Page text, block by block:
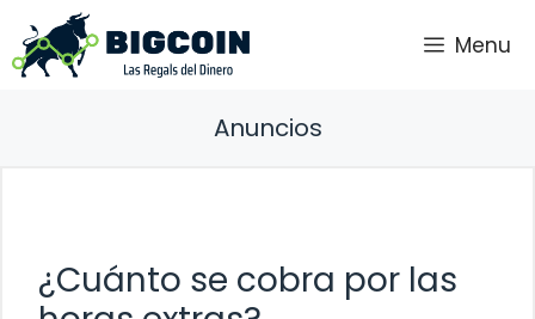
Saltar
al
contenido
Menu
Anuncios
¿Cuánto se cobra por las